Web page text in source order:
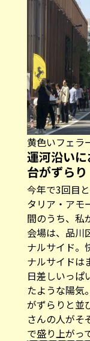
黄色いフェラ
運河沿い
台がずらり
今年で3回目
タリア・アモ
間のうち、私
会場は、品川
ナルサイド。
ナルサイドは
日差しいっぱ
たような陽気
がずらりと並
さんの人がそ
で盛り上がっ